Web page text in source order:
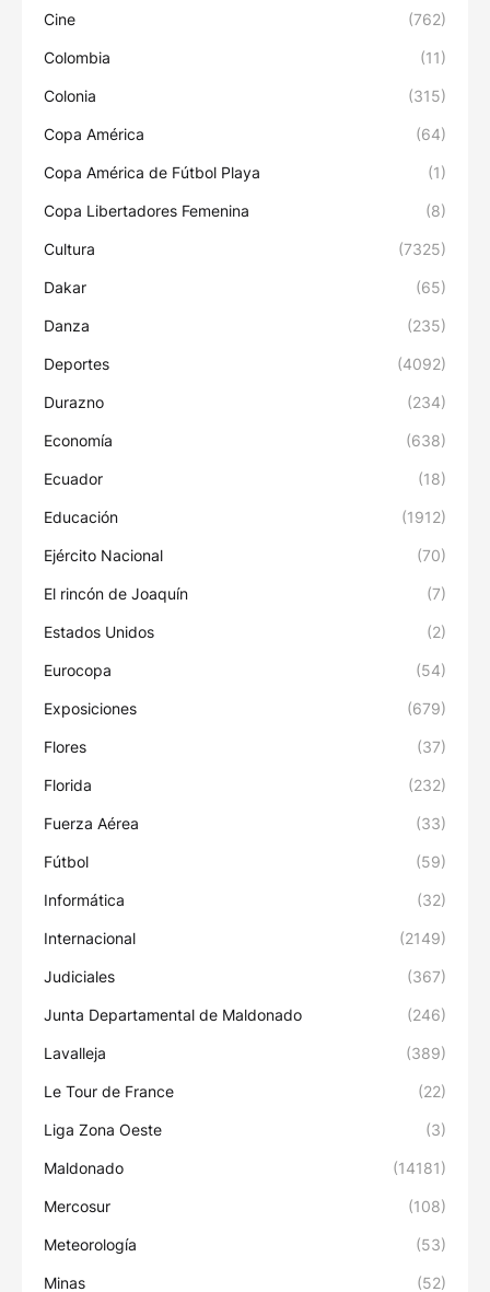
Cine (762)
Colombia (11)
Colonia (315)
Copa América (64)
Copa América de Fútbol Playa (1)
Copa Libertadores Femenina (8)
Cultura (7325)
Dakar (65)
Danza (235)
Deportes (4092)
Durazno (234)
Economía (638)
Ecuador (18)
Educación (1912)
Ejército Nacional (70)
El rincón de Joaquín (7)
Estados Unidos (2)
Eurocopa (54)
Exposiciones (679)
Flores (37)
Florida (232)
Fuerza Aérea (33)
Fútbol (59)
Informática (32)
Internacional (2149)
Judiciales (367)
Junta Departamental de Maldonado (246)
Lavalleja (389)
Le Tour de France (22)
Liga Zona Oeste (3)
Maldonado (14181)
Mercosur (108)
Meteorología (53)
Minas (52)